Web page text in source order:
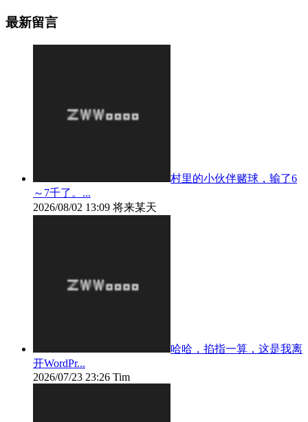
最新留言
村里的小伙伴赌球，输了6
～7千了。...
2026/08/02 13:09 将来某天
哈哈，掐指一算，这是我离
开WordPr...
2026/07/23 23:26 Tim